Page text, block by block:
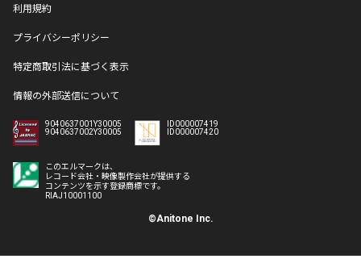
利用規約
プライバシーポリシー
特定商取引法に基づく表示
情報の外部送信について
9040637001Y30005
9040637002Y30005
ID000007419
ID000007420
このエルマークは、
レコード会社・映像製作会社が提供する
コンテンツを示す登録商標です。
RIAJ10001100
©Anitone Inc.